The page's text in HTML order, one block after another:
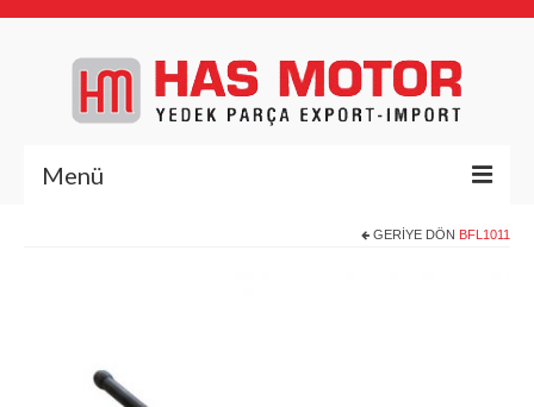
Menü
Deutz Yedek Parça
GERIYE DÖN BFL1011